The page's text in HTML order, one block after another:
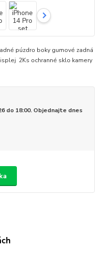
púzdro boky gumové zadná
2Ks ochranné sklo kamery
do 18:00. Objednajte dnes